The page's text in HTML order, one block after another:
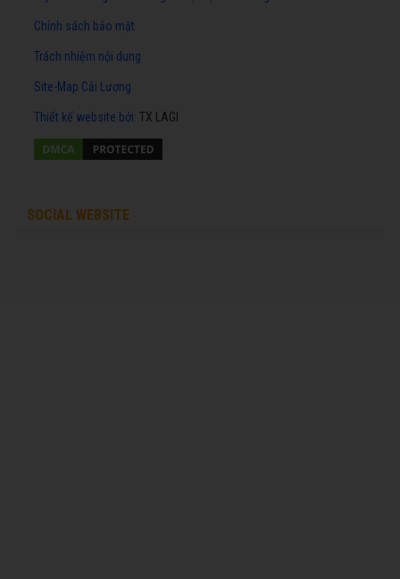
Chính sách bảo mật
Trách nhiệm nội dung
Site-Map Cải Lương
Thiết kế website bởi: TX LAGI
SOCIAL WEBSITE